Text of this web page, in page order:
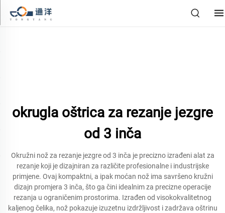
okrugla oštrica za rezanje jezgre
od 3 inča
Okružni nož za rezanje jezgre od 3 inča je precizno izrađeni alat za
rezanje koji je dizajniran za različite profesionalne i industrijske
primjene. Ovaj kompaktni, a ipak moćan nož ima savršeno kružni
dizajn promjera 3 inča, što ga čini idealnim za precizne operacije
rezanja u ograničenim prostorima. Izrađen od visokokvalitetnog
kaljenog čelika, nož pokazuje izuzetnu izdržljivost i zadržava oštrinu